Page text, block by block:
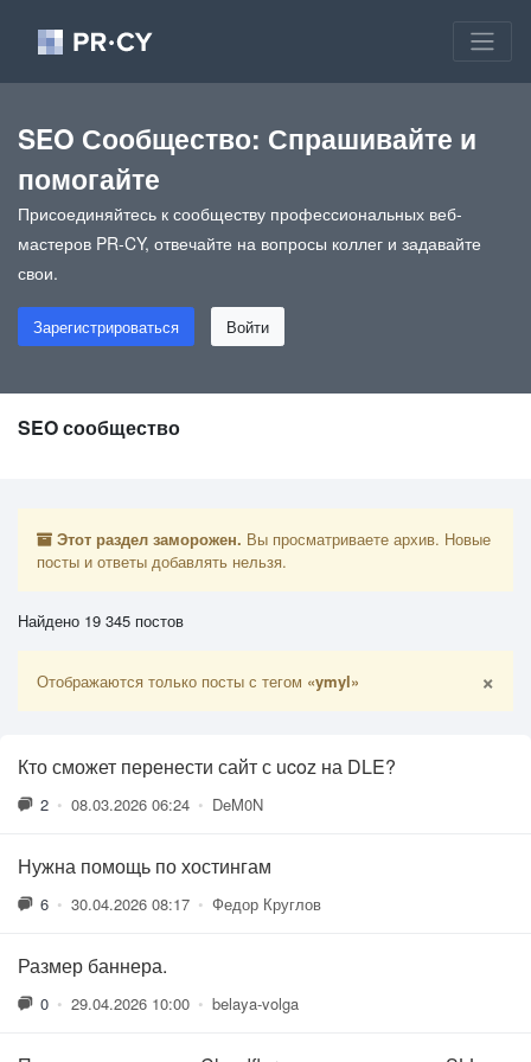
SEO Сообщество: Спрашивайте и
помогайте
Присоединяйтесь к сообществу профессиональных веб-
мастеров PR-CY, отвечайте на вопросы коллег и задавайте
свои.
Зарегистрироваться Войти
SEO сообщество
Этот раздел заморожен. Вы просматриваете архив. Новые
посты и ответы добавлять нельзя.
Найдено 19 345 постов
Отображаются только посты с тегом «ymyl» ×
Кто сможет перенести сайт с ucoz на DLE?
2 • 08.03.2026 06:24 • DeM0N
Нужна помощь по хостингам
6 • 30.04.2026 08:17 • Федор Круглов
Размер баннера.
0 • 29.04.2026 10:00 • belaya-volga